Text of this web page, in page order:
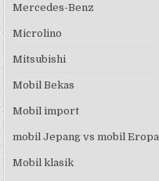
Mercedes-Benz
Microlino
Mitsubishi
Mobil Bekas
Mobil import
mobil Jepang vs mobil Eropa
Mobil klasik